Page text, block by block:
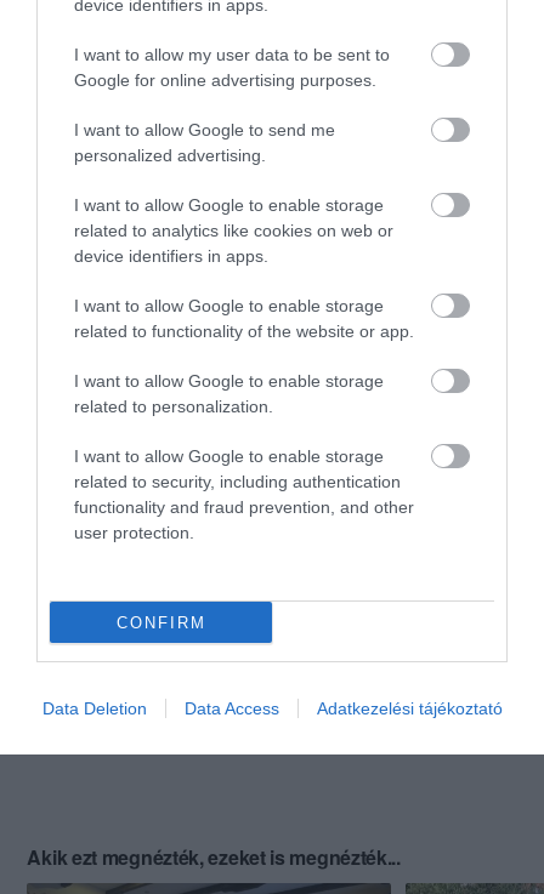
device identifiers in apps.
I want to allow my user data to be sent to
Google for online advertising purposes.
I want to allow Google to send me
personalized advertising.
I want to allow Google to enable storage
related to analytics like cookies on web or
device identifiers in apps.
I want to allow Google to enable storage
related to functionality of the website or app.
I want to allow Google to enable storage
related to personalization.
I want to allow Google to enable storage
related to security, including authentication
functionality and fraud prevention, and other
user protection.
CONFIRM
Data Deletion Data Access Adatkezelési tájékoztató
Akik ezt megnézték, ezeket is megnézték...